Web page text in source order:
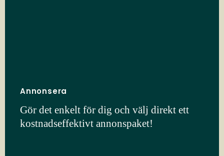
Annonsera
Gör det enkelt för dig och välj direkt ett
kostnadseffektivt annonspaket!